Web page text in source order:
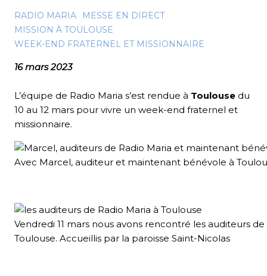
RADIO MARIA
MESSE EN DIRECT
MISSION À TOULOUSE
WEEK-END FRATERNEL ET MISSIONNAIRE
16 mars 2023
L’équipe de Radio Maria s’est rendue à Toulouse du
10 au 12 mars pour vivre un week-end fraternel et
missionnaire.
Avec Marcel, auditeur et maintenant bénévole à
Vendredi 11 mars nous avons rencontré les auditeurs de
Toulouse. Accueillis par la paroisse Saint-Nicolas